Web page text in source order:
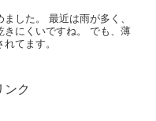
した。 最近は雨が多く、
きにくいですね。 でも、薄
てます。
ンク